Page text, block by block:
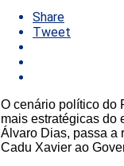
Share
Tweet
O cenário político do
mais estratégicas do
Álvaro Dias, passa a
Cadu Xavier ao